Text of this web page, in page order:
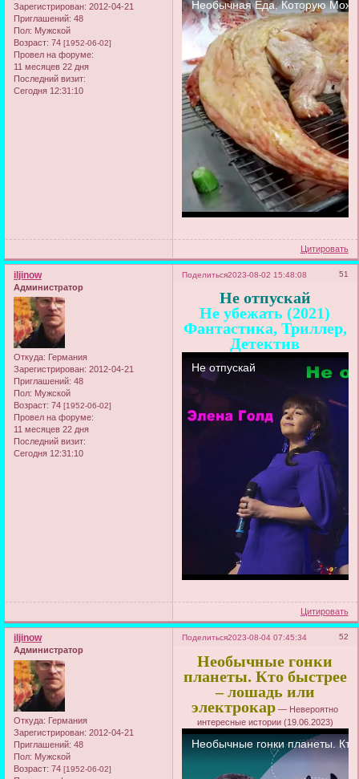
Зарегистрирован: 2012-04-21
Приглашений: 48
Пол: Мужской
Возраст: 74 [1952-06-02]
Провел на форуме:
11 месяцев 22 дня
Последний визит:
Сегодня 12:31:10
Цитировать
Поделиться 51
2023-08-02 15:48:08
iljinow
Администратор
Откуда: Германия
Зарегистрирован: 2012-04-21
Приглашений: 48
Пол: Мужской
Возраст: 74 [1952-06-02]
Провел на форуме:
11 месяцев 22 дня
Последний визит:
Сегодня 12:31:10
Не отпускай
Не убежать (2021)
Фантастика, Триллер,
Детектив
Цитировать
Поделиться 52
2023-08-04 07:45:34
iljinow
Администратор
Откуда: Германия
Зарегистрирован: 2012-04-21
Приглашений: 48
Пол: Мужской
Возраст: 74 [1952-06-02]
Необычные гонки
планеты. Кто быстрее
– лошадь или
электрокар — Невероятно
интересные истории (19.06.2023)